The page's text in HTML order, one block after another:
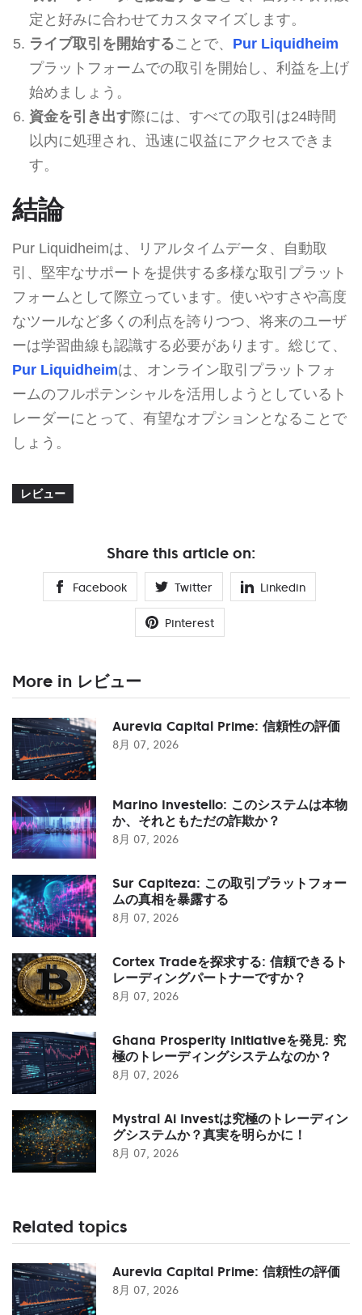
定と好みに合わせてカスタマイズします。
ライブ取引を開始することで、 Pur Liquidheim
プラットフォームでの取引を開始し、利益を上げ
始めましょう。
資金を引き出す際には、すべての取引は24時間
以内に処理され、迅速に収益にアクセスできま
す。
結論
Pur Liquidheimは、リアルタイムデータ、自動取
引、堅牢なサポートを提供する多様な取引プラット
フォームとして際立っています。使いやすさや高度
なツールなど多くの利点を誇りつつ、将来のユーザ
ーは学習曲線も認識する必要があります。総じて、
Pur Liquidheimは、オンライン取引プラットフォ
ームのフルポテンシャルを活用しようとしているト
レーダーにとって、有望なオプションとなることで
しょう。
レビュー
Share this article on:
Facebook Twitter Linkedin
Pinterest
More in レビュー
Aurevia Capital Prime: 信頼性の評価
8月 07, 2026
Marino Investello: このシステムは本物
か、それともただの詐欺か？
8月 07, 2026
Sur Capiteza: この取引プラットフォー
ムの真相を暴露する
8月 07, 2026
Cortex Tradeを探求する: 信頼できるト
レーディングパートナーですか？
8月 07, 2026
Ghana Prosperity Initiativeを発見: 究
極のトレーディングシステムなのか？
8月 07, 2026
Mystral Ai Investは究極のトレーディン
グシステムか？真実を明らかに！
8月 07, 2026
Related topics
Aurevia Capital Prime: 信頼性の評価
8月 07, 2026